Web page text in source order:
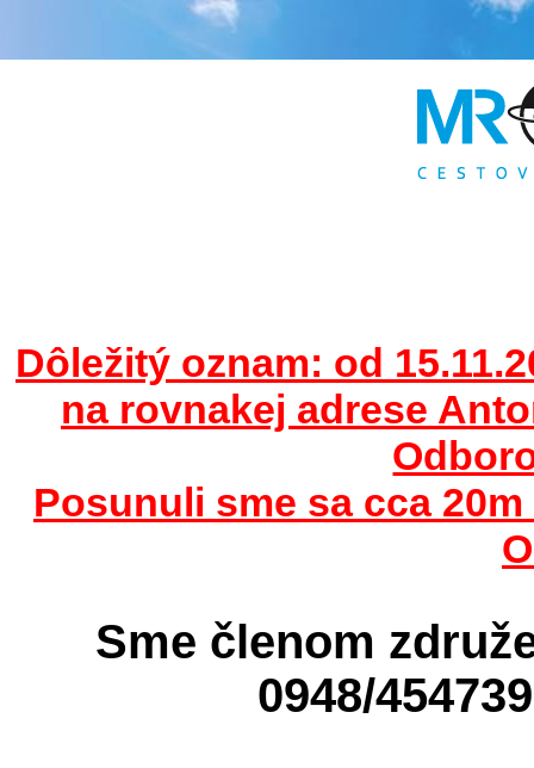
Dôležitý oznam: od
na rovnakej adrese
Posunuli sme sa cca
Sme členom
0948/